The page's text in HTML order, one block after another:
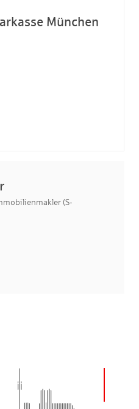
München
(S-